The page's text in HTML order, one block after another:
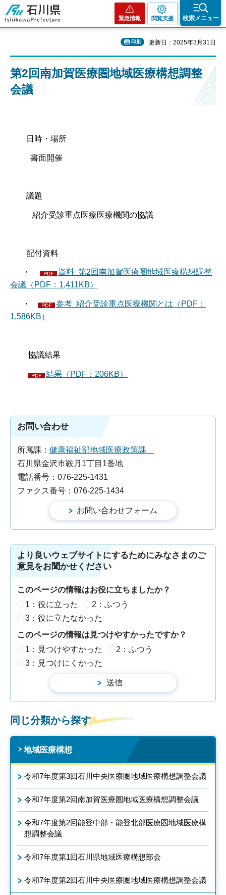
石川県
緊急情報 閲覧支援 検索メニュー
印刷 更新日：2025年3月31日
第2回南加賀医療圏地域医療構想調整
会議
日時・場所
書面開催
議題
紹介受診重点医療医療機関の協議
配付資料
・
資料 第2回南加賀医療圏地域医療構想調整
会議（PDF：1,411KB）
・
参考 紹介受診重点医療機関とは（PDF：
1,586KB）
協議結果
結果（PDF：206KB）
お問い合わせ
所属課： 健康福祉部地域医療政策課
石川県金沢市鞍月1丁目1番地
電話番号：076-225-1431
ファクス番号：076-225-1434
より良いウェブサイトにするためにみなさまのご
意見をお聞かせください
このページの情報はお役に立ちましたか？
1：役に立った
2：ふつう
3：役に立たなかった
このページの情報は見つけやすかったですか？
1：見つけやすかった
2：ふつう
3：見つけにくかった
同じ分類から探す
地域医療構想
令和7年度第3回石川中央医療圏地域医療構想調整会議
令和7年度第2回南加賀医療圏地域医療構想調整会議
令和7年度第2回能登中部・能登北部医療圏地域医療構
想調整会議
令和7年度第1回石川県地域医療構想部会
令和7年度第2回石川中央医療圏地域医療構想調整会議